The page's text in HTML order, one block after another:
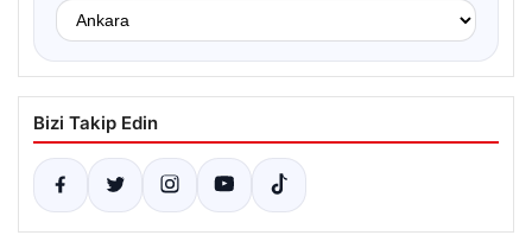
Bizi Takip Edin